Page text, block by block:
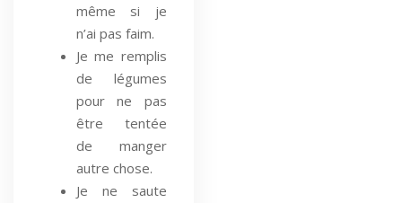
même si je
n’ai pas faim.
Je me remplis
de légumes
pour ne pas
être tentée
de manger
autre chose.
Je ne saute